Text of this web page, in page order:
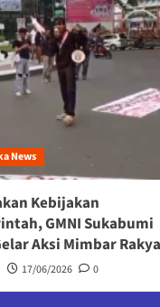
News
Kebijakan
GMNI Sukabumi
Aksi Mimbar
17/06/2026 0